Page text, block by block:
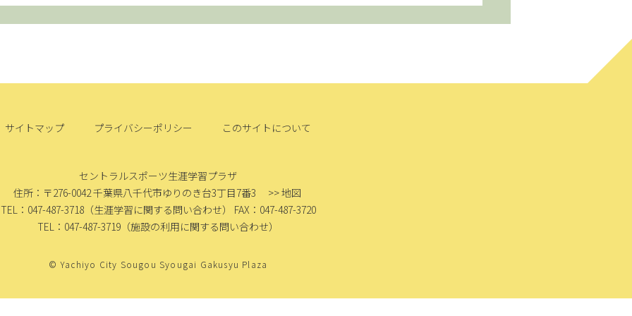
サイトマップ プライバシーポリシー このサイトについて
セントラルスポーツ生涯学習プラザ
住所：〒276-0042千葉県八千代市ゆりのき台3丁目7番3
>> 地図
TEL：047-487-3718（生涯学習に関する問い合わせ） FAX：047-487-3720
TEL：047-487-3719 （施設の利用に関する問い合わせ）
© Yachiyo City Sougou Syougai Gakusyu Plaza